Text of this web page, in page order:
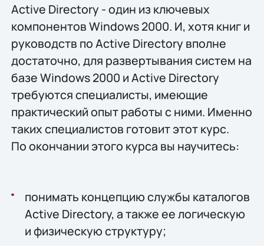
Active Directory - один из ключевых
компонентов Windows 2000. И, хотя книг и
руководств по Active Directory вполне
достаточно, для развертывания систем на
базе Windows 2000 и Active Directory
требуются специалисты, имеющие
практический опыт работы с ними. Именно
таких специалистов готовит этот курс.
По окончании этого курса вы научитесь:
понимать концепцию службы каталогов
Active Directory, а также ее логическую
и физическую структуру;